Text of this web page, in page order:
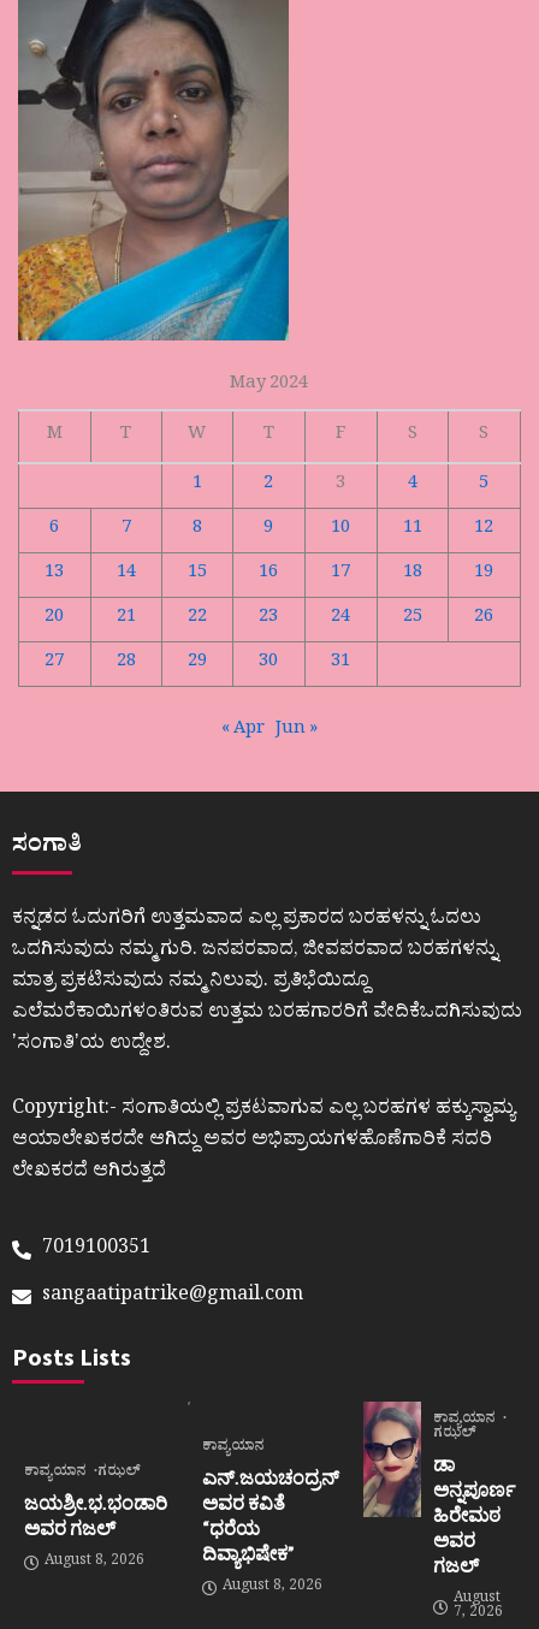
May 2024
M
T W T F S
S
1
2 3 4
5
6
7 8 9 10 11
12
13
14 15 16 17 18
19
20
21 22 23 24 25
26
27
28 29 30 31
« Apr Jun »
ಸಂಗಾತಿ
ಕನ್ನಡದ ಓದುಗರಿಗೆ ಉತ್ತಮವಾದ ಎಲ್ಲ ಪ್ರಕಾರದ ಬರಹಳನ್ನು ಓದಲು
ಒದಗಿಸುವುದು ನಮ್ಮ ಗುರಿ. ಜನಪರವಾದ, ಜೀವಪರವಾದ ಬರಹಗಳನ್ನು
ಮಾತ್ರ ಪ್ರಕಟಿಸುವುದು ನಮ್ಮ ನಿಲುವು. ಪ್ರತಿಭೆಯಿದ್ದೂ
ಎಲೆಮರೆಕಾಯಿಗಳಂತಿರುವ ಉತ್ತಮ ಬರಹಗಾರರಿಗೆ ವೇದಿಕೆಒದಗಿಸುವುದು
ʼಸಂಗಾತಿʼಯ ಉದ್ದೇಶ.
Copyright:- ಸಂಗಾತಿಯಲ್ಲಿ ಪ್ರಕಟವಾಗುವ ಎಲ್ಲ ಬರಹಗಳ ಹಕ್ಕುಸ್ವಾಮ್ಯ
ಆಯಾಲೇಖಕರದೇ ಆಗಿದ್ದು ಅವರ ಅಭಿಪ್ರಾಯಗಳಹೊಣೆಗಾರಿಕೆ ಸದರಿ
ಲೇಖಕರದೆ ಆಗಿರುತ್ತದೆ
7019100351
sangaatipatrike@gmail.com
Posts Lists
ಕಾವ್ಯಯಾನ ಗಝಲ್
ಜಯಶ್ರೀ.ಭ.ಭಂಡಾರಿ
ಅವರ ಗಜಲ್
August 8, 2026
ಕಾವ್ಯಯಾನ
ಎನ್.ಜಯಚಂದ್ರನ್
ಅವರ ಕವಿತೆ
“ಧರೆಯ
ದಿವ್ಯಾಭಿಷೇಕ”
August 8, 2026
ಕಾವ್ಯಯಾನ
ಗಝಲ್
ಡಾ
ಅನ್ನಪೂರ್ಣ
ಹಿರೇಮಠ
ಅವರ
ಗಜಲ್
August
7, 2026